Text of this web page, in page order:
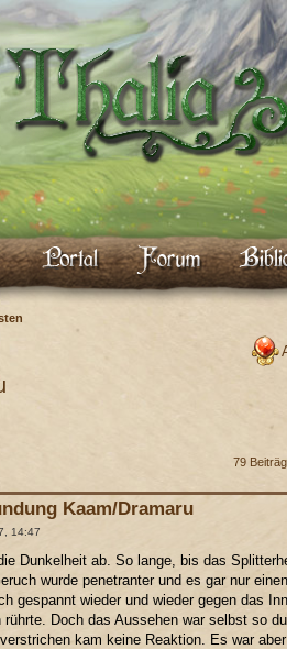
79
Kaam/Dramaru
14:47
Dunkelheit ab. So lange, bis das
wurde penetranter und es gar nur
gespannt wieder und wieder gegen das
Doch das Aussehen war selbst so
kam keine Reaktion. Es war